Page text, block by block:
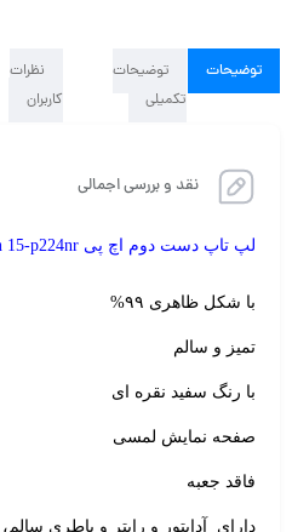
توضیحات
توضیحات
تکمیلی
نظرات
کاربران
نقد و بررسی اجمالی
لپ تاپ دست دوم اچ پی Pavilion 15-p224nr
با شکل ظاهری ۹۹%
تمیز و سالم
با رنگ سفید نقره ای
صفحه نمایش لمسی
فاقد جعبه
دارای آداپتور و رایتر و باطری